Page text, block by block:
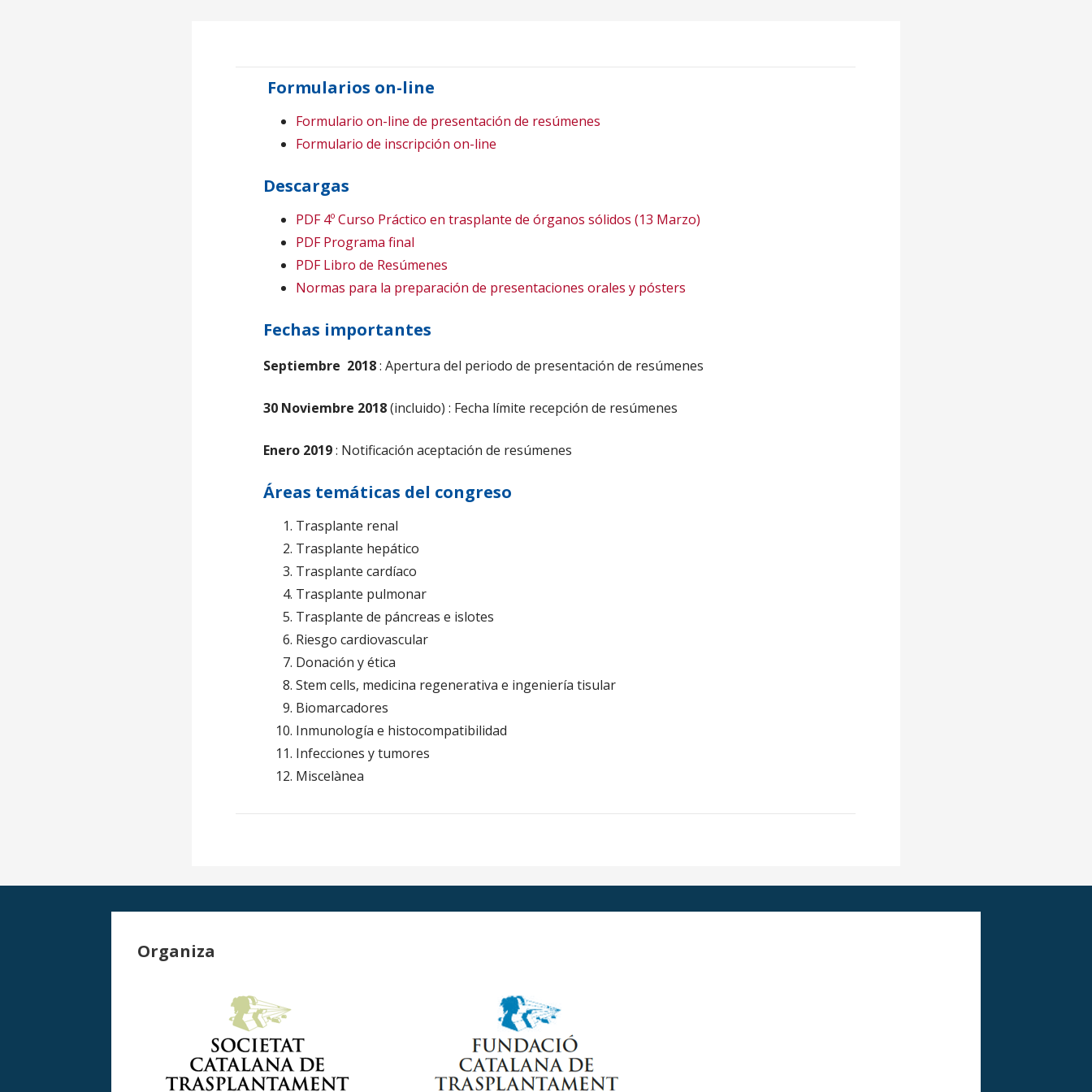
Formularios on-line
Formulario on-line de presentación de resúmenes
Formulario de inscripción on-line
Descargas
PDF4º Curso Práctico en trasplante de órganos sólidos (13 Marzo)
PDF Programa final
PDF Libro de Resúmenes
Normas para la preparación de presentaciones orales y pósters
Fechas importantes
Septiembre 2018: Apertura del periodo de presentación de resúmenes
30 Noviembre 2018(incluido) : Fecha límite recepción de resúmenes
Enero 2019: Notificación aceptación de resúmenes
Áreas temáticas del congreso
Trasplante renal
Trasplante hepático
Trasplante cardíaco
Trasplante pulmonar
Trasplante de páncreas e islotes
Riesgo cardiovascular
Donación y ética
Stem cells, medicina regenerativa e ingeniería tisular
Biomarcadores
Inmunología e histocompatibilidad
Infecciones y tumores
Miscelànea
Organiza